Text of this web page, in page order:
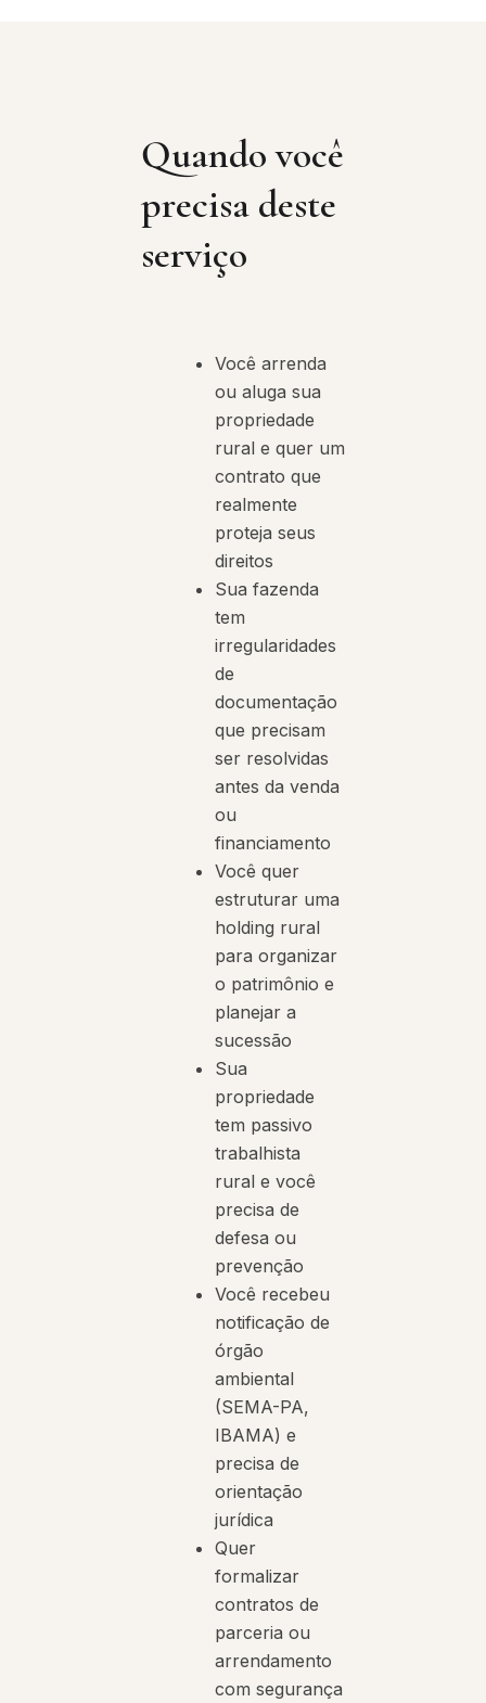
Quando você
precisa deste
serviço
Você arrenda
ou aluga sua
propriedade
rural e quer um
contrato que
realmente
proteja seus
direitos
Sua fazenda
tem
irregularidades
de
documentação
que precisam
ser resolvidas
antes da venda
ou
financiamento
Você quer
estruturar uma
holding rural
para organizar
o patrimônio e
planejar a
sucessão
Sua
propriedade
tem passivo
trabalhista
rural e você
precisa de
defesa ou
prevenção
Você recebeu
notificação de
órgão
ambiental
(SEMA-PA,
IBAMA) e
precisa de
orientação
jurídica
Quer
formalizar
contratos de
parceria ou
arrendamento
com segurança